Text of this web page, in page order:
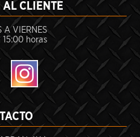
CLIENTE
A VIERNES
15:00 horas